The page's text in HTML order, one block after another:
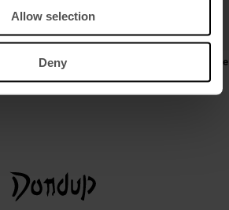
Allow selection
Deny
used
T-shirt girocollo over in jersone
€ 111,00
€ 170,00